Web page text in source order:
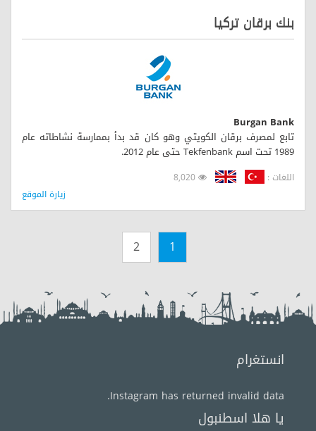
بنك برقان تركيا
Burgan Bank
تابع لمصرف برقان الكويتي وهو كان قد بدأ بممارسة نشاطاته عام
1989 تحت اسم Tekfenbank حتى عام 2012.
اللغات :
زيارة الموقع
1
2
انستغرام
Instagram has returned invalid data.
يا هلا اسطنبول